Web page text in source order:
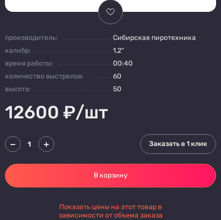
производитель:
Сибирская пиротехника
калибр:
1,2"
время работы:
00:40
количество выстрелов:
60
высота:
50
12600 ₽/шт
В корзину
Заказать в 1 клик
Показать цены на этот товар в
зависимости от объема заказа